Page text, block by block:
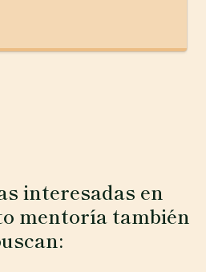
interesadas en
mentoría también